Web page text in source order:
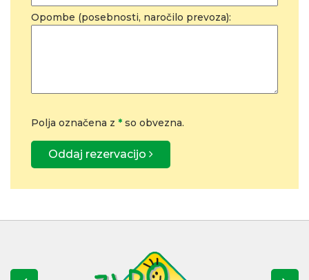
Opombe (posebnosti, naročilo prevoza):
Polja označena z * so obvezna.
Oddaj rezervacijo